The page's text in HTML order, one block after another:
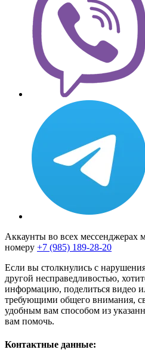
Аккаунты во всех мессенджерах
номеру +7 (985) 189-28-20
Если вы столкнулись с
другой несправедливостью,
информацию, поделиться видео
требующими общего внимания,
удобным вам способом из
вам помочь.
Контактные данные: